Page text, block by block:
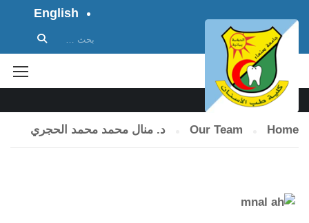
English
الطاقم الأكاديمي
Home
Our Team د. منال محمد محمد الحجري